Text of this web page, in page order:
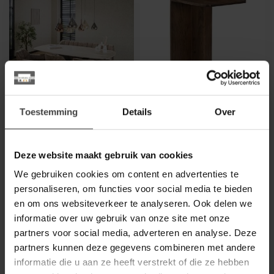
Toestemming Details Over
Deze website maakt gebruik van cookies
We gebruiken cookies om content en advertenties te
personaliseren, om functies voor social media te bieden
en om ons websiteverkeer te analyseren. Ook delen we
informatie over uw gebruik van onze site met onze
partners voor social media, adverteren en analyse. Deze
partners kunnen deze gegevens combineren met andere
informatie die u aan ze heeft verstrekt of die ze hebben
WOONSTIJL
deens ovaal Romano
eetkamertafel is uitgevoerd
in 3D ceramic met een tra...
799,00
Op bestelling
BENOA
bruin mango
massief mangohout
combineert natuurlijke
charme me...
239,00
Op voorraad
OPTIE: MARMER OPTIE: MARMER